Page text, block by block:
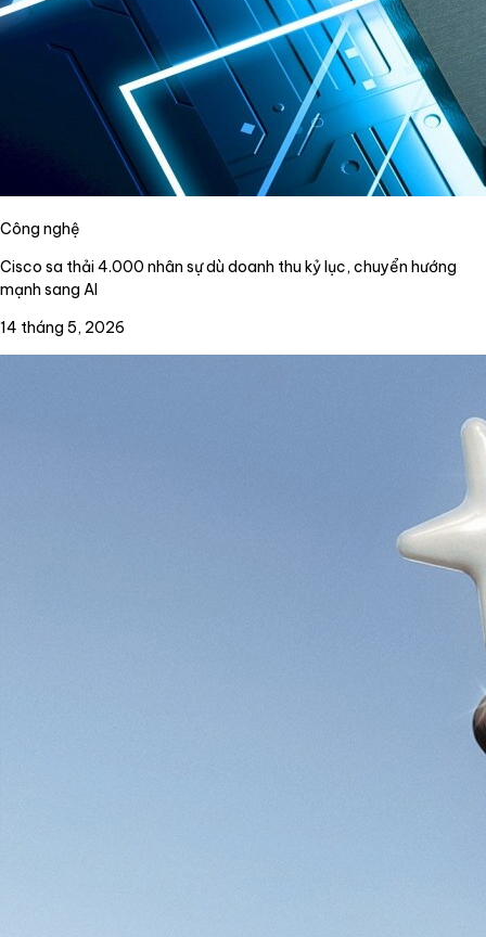
Công nghệ
Cisco sa thải 4.000 nhân sự dù doanh thu kỷ lục, chuyển hướng
mạnh sang AI
14 tháng 5, 2026